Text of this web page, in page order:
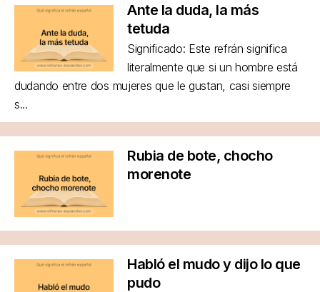
Ante la duda, la más
tetuda
Significado: Este refrán significa
literalmente que si un hombre está
dudando entre dos mujeres que le gustan, casi siempre
s...
Rubia de bote, chocho
morenote
Habló el mudo y dijo lo que
pudo